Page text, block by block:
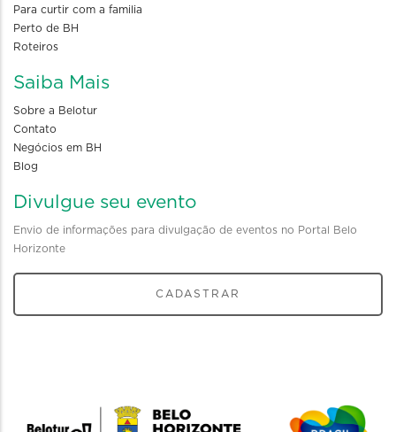
Para curtir com a familia
Perto de BH
Roteiros
Saiba Mais
Sobre a Belotur
Contato
Negócios em BH
Blog
Divulgue seu evento
Envio de informações para divulgação de eventos no Portal Belo
Horizonte
CADASTRAR